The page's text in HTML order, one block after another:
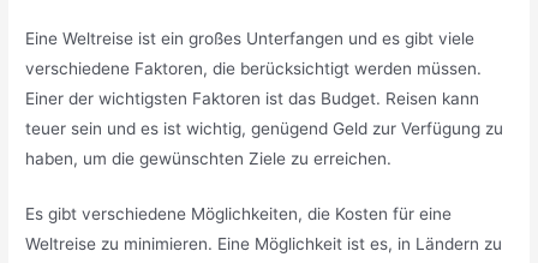
Eine Weltreise ist ein großes Unterfangen und es gibt viele
verschiedene Faktoren, die berücksichtigt werden müssen.
Einer der wichtigsten Faktoren ist das Budget. Reisen kann
teuer sein und es ist wichtig, genügend Geld zur Verfügung zu
haben, um die gewünschten Ziele zu erreichen.
Es gibt verschiedene Möglichkeiten, die Kosten für eine
Weltreise zu minimieren. Eine Möglichkeit ist es, in Ländern zu